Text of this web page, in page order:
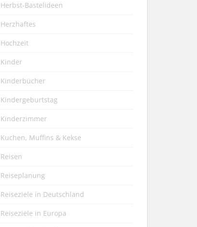
Herbst-Bastelideen
Herzhaftes
Hochzeit
Kinder
Kinderbücher
Kindergeburtstag
Kinderzimmer
Kuchen, Muffins & Kekse
Reisen
Reiseplanung
Reiseziele in Deutschland
Reiseziele in Europa